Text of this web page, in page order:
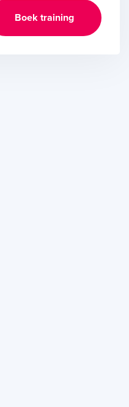
Boek training